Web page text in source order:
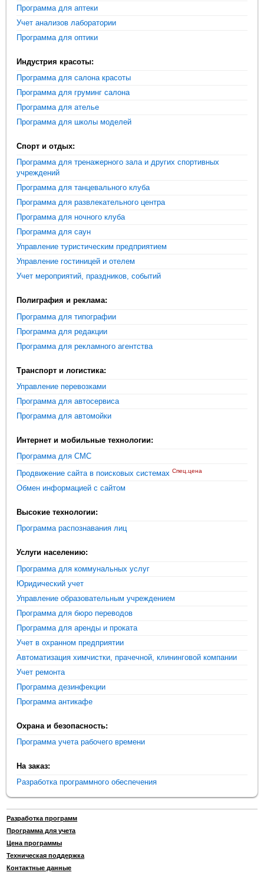
Программа для аптеки
Учет анализов лаборатории
Программа для оптики
Индустрия красоты:
Программа для салона красоты
Программа для груминг салона
Программа для ателье
Программа для школы моделей
Спорт и отдых:
Программа для тренажерного зала и других спортивных
учреждений
Программа для танцевального клуба
Программа для развлекательного центра
Программа для ночного клуба
Программа для саун
Управление туристическим предприятием
Управление гостиницей и отелем
Учет мероприятий, праздников, событий
Полиграфия и реклама:
Программа для типографии
Программа для редакции
Программа для рекламного агентства
Транспорт и логистика:
Управление перевозками
Программа для автосервиса
Программа для автомойки
Интернет и мобильные технологии:
Программа для СМС
Продвижение сайта в поисковых системах Спец.цена
Обмен информацией с сайтом
Высокие технологии:
Программа распознавания лиц
Услуги населению:
Программа для коммунальных услуг
Юридический учет
Управление образовательным учреждением
Программа для бюро переводов
Программа для аренды и проката
Учет в охранном предприятии
Автоматизация химчистки, прачечной, клининговой компании
Учет ремонта
Программа дезинфекции
Программа антикафе
Охрана и безопасность:
Программа учета рабочего времени
На заказ:
Разработка программного обеспечения
Разработка программ
Программа для учета
Цена программы
Техническая поддержка
Контактные данные